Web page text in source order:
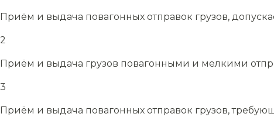
Приём и выдача повагонных отправок грузов,
2
Приём и выдача грузов повагонными и мелкими
3
Приём и выдача повагонных отправок грузов,